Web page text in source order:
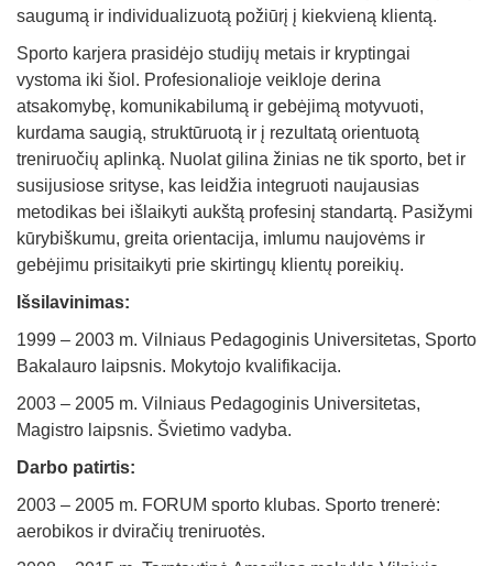
saugumą ir individualizuotą požiūrį į kiekvieną klientą.
Sporto karjera prasidėjo studijų metais ir kryptingai
vystoma iki šiol. Profesionalioje veikloje derina
atsakomybę, komunikabilumą ir gebėjimą motyvuoti,
kurdama saugią, struktūruotą ir į rezultatą orientuotą
treniruočių aplinką. Nuolat gilina žinias ne tik sporto, bet ir
susijusiose srityse, kas leidžia integruoti naujausias
metodikas bei išlaikyti aukštą profesinį standartą. Pasižymi
kūrybiškumu, greita orientacija, imlumu naujovėms ir
gebėjimu prisitaikyti prie skirtingų klientų poreikių.
Išsilavinimas:
1999 – 2003 m. Vilniaus Pedagoginis Universitetas, Sporto
Bakalauro laipsnis. Mokytojo kvalifikacija.
2003 – 2005 m. Vilniaus Pedagoginis Universitetas,
Magistro laipsnis. Švietimo vadyba.
Darbo patirtis:
2003 – 2005 m. FORUM sporto klubas. Sporto trenerė:
aerobikos ir dviračių treniruotės.